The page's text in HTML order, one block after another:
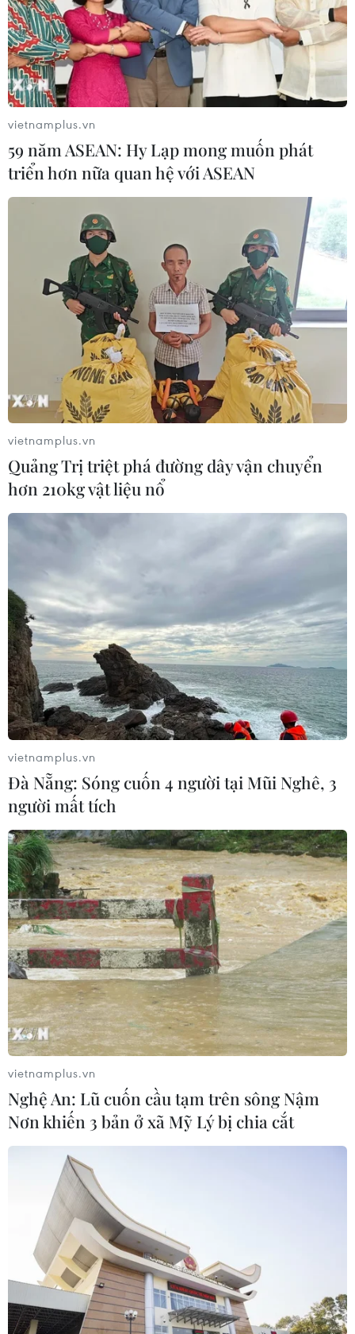
Tôn vinh những đóng góp, cống hiến của
Đại tướng Mai Chí Thọ
12/07/2022 06:49
Trong công cuộc xây dựng đất nước, phát triển Thành
phố Hồ Chí Minh, ông Mai Chí Thọ là nhà lãnh đạo bản
lĩnh có tầm nhìn xa, tư duy đổi mới, năng động, sáng
tạo, quyết liệt.
vietnamplus.vn
59 năm ASEAN: Hy Lạp mong muốn phát
triển hơn nữa quan hệ với ASEAN
vietnamplus.vn
Quảng Trị triệt phá đường dây vận chuyển
hơn 210kg vật liệu nổ
vietnamplus.vn
Đà Nẵng: Sóng cuốn 4 người tại Mũi Nghê, 3
người mất tích
vietnamplus.vn
Nghệ An: Lũ cuốn cầu tạm trên sông Nậm
Nơn khiến 3 bản ở xã Mỹ Lý bị chia cắt